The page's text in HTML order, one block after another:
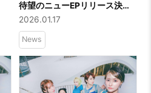
待望のニューEPリリース決
定！また最新曲「The weight
of choice」MVも公開！
2026.01.17
News